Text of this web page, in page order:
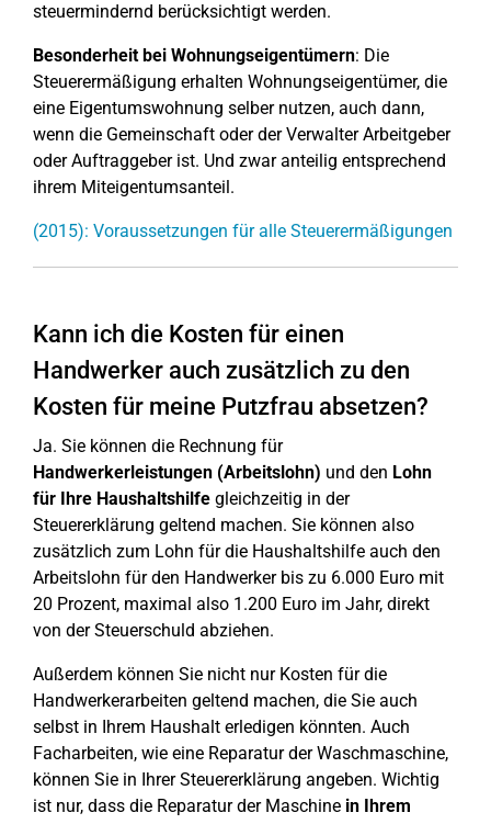
steuermindernd berücksichtigt werden.
Besonderheit bei Wohnungseigentümern: Die
Steuerermäßigung erhalten Wohnungseigentümer, die
eine Eigentumswohnung selber nutzen, auch dann,
wenn die Gemeinschaft oder der Verwalter Arbeitgeber
oder Auftraggeber ist. Und zwar anteilig entsprechend
ihrem Miteigentumsanteil.
(2015): Voraussetzungen für alle Steuerermäßigungen
Kann ich die Kosten für einen
Handwerker auch zusätzlich zu den
Kosten für meine Putzfrau absetzen?
Ja. Sie können die Rechnung für
Handwerkerleistungen (Arbeitslohn) und den Lohn
für Ihre Haushaltshilfe gleichzeitig in der
Steuererklärung geltend machen. Sie können also
zusätzlich zum Lohn für die Haushaltshilfe auch den
Arbeitslohn für den Handwerker bis zu 6.000 Euro mit
20 Prozent, maximal also 1.200 Euro im Jahr, direkt
von der Steuerschuld abziehen.
Außerdem können Sie nicht nur Kosten für die
Handwerkerarbeiten geltend machen, die Sie auch
selbst in Ihrem Haushalt erledigen könnten. Auch
Facharbeiten, wie eine Reparatur der Waschmaschine,
können Sie in Ihrer Steuererklärung angeben. Wichtig
ist nur, dass die Reparatur der Maschine in Ihrem